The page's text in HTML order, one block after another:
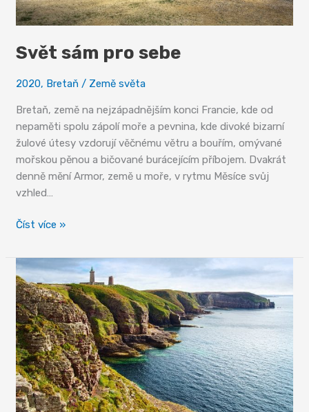
Svět sám pro sebe
2020, Bretaň / Země světa
Bretaň, země na nejzápadnějším konci Francie, kde od
nepaměti spolu zápolí moře a pevnina, kde divoké bizarní
žulové útesy vzdorují věčnému větru a bouřím, omývané
mořskou pěnou a bičované burácejícím příbojem. Dvakrát
denně mění Armor, země u moře, v rytmu Měsíce svůj
vzhled…
Svět
pro
sebe
Číst více »